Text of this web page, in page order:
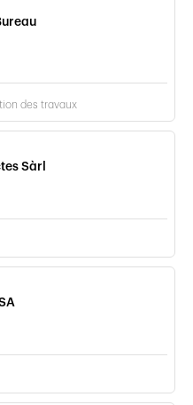
des travaux
Sàrl